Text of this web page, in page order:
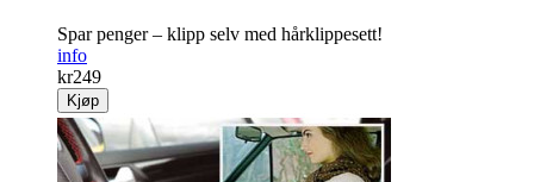
Spar penger – klipp selv med hårklippesett!
info
kr249
Kjøp